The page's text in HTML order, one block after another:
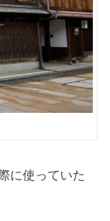
に使っていた